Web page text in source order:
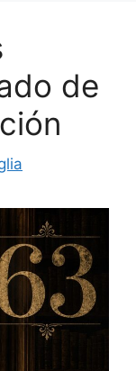
de